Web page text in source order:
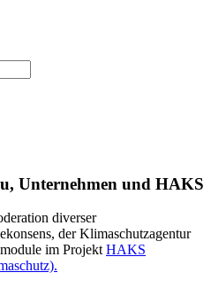
Unternehmen und HAKS
diverser
der Klimaschutzagentur
im Projekt HAKS